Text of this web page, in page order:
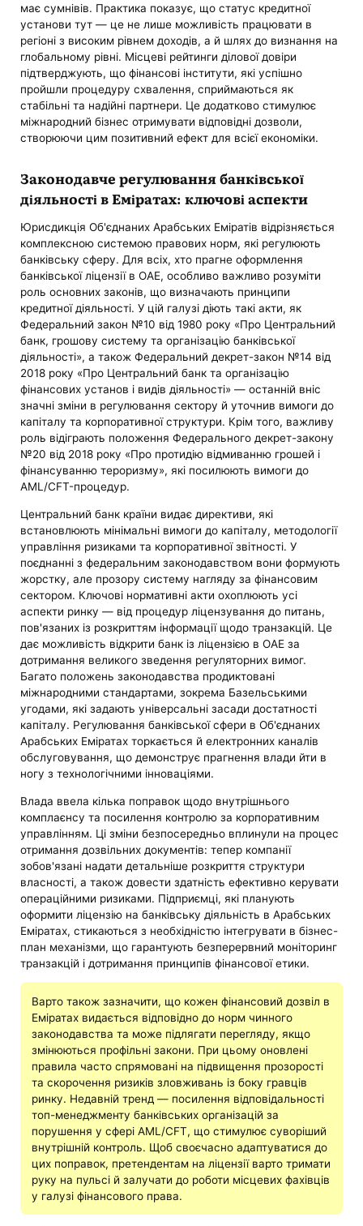
має сумнівів. Практика показує, що статус кредитної
установи тут — це не лише можливість працювати в
регіоні з високим рівнем доходів, а й шлях до визнання на
глобальному рівні. Місцеві рейтинги ділової довіри
підтверджують, що фінансові інститути, які успішно
пройшли процедуру схвалення, сприймаються як
стабільні та надійні партнери. Це додатково стимулює
міжнародний бізнес отримувати відповідні дозволи,
створюючи цим позитивний ефект для всієї економіки.
Законодавче регулювання банківської
діяльності в Еміратах: ключові аспекти
Юрисдикція Об'єднаних Арабських Еміратів відрізняється
комплексною системою правових норм, які регулюють
банківську сферу. Для всіх, хто прагне оформлення
банківської ліцензії в ОАЕ, особливо важливо розуміти
роль основних законів, що визначають принципи
кредитної діяльності. У цій галузі діють такі акти, як
Федеральний закон №10 від 1980 року «Про Центральний
банк, грошову систему та організацію банківської
діяльності», а також Федеральний декрет-закон №14 від
2018 року «Про Центральний банк та організацію
фінансових установ і видів діяльності» — останній вніс
значні зміни в регулювання сектору й уточнив вимоги до
капіталу та корпоративної структури. Крім того, важливу
роль відіграють положення Федерального декрет-закону
№20 від 2018 року «Про протидію відмиванню грошей і
фінансуванню тероризму», які посилюють вимоги до
AML/CFT-процедур.
Центральний банк країни видає директиви, які
встановлюють мінімальні вимоги до капіталу, методології
управління ризиками та корпоративної звітності. У
поєднанні з федеральним законодавством вони формують
жорстку, але прозору систему нагляду за фінансовим
сектором. Ключові нормативні акти охоплюють усі
аспекти ринку — від процедур ліцензування до питань,
пов'язаних із розкриттям інформації щодо транзакцій. Це
дає можливість відкрити банк із ліцензією в ОАЕ за
дотримання великого зведення регуляторних вимог.
Багато положень законодавства продиктовані
міжнародними стандартами, зокрема Базельськими
угодами, які задають універсальні засади достатності
капіталу. Регулювання банківської сфери в Об'єднаних
Арабських Еміратах торкається й електронних каналів
обслуговування, що демонструє прагнення влади йти в
ногу з технологічними інноваціями.
Влада ввела кілька поправок щодо внутрішнього
комплаєнсу та посилення контролю за корпоративним
управлінням. Ці зміни безпосередньо вплинули на процес
отримання дозвільних документів: тепер компанії
зобов'язані надати детальніше розкриття структури
власності, а також довести здатність ефективно керувати
операційними ризиками. Підприємці, які планують
оформити ліцензію на банківську діяльність в Арабських
Еміратах, стикаються з необхідністю інтегрувати в бізнес-
план механізми, що гарантують безперервний моніторинг
транзакцій і дотримання принципів фінансової етики.
Варто також зазначити, що кожен фінансовий дозвіл в
Еміратах видається відповідно до норм чинного
законодавства та може підлягати перегляду, якщо
змінюються профільні закони. При цьому оновлені
правила часто спрямовані на підвищення прозорості
та скорочення ризиків зловживань із боку гравців
ринку. Недавній тренд — посилення відповідальності
топ-менеджменту банківських організацій за
порушення у сфері AML/CFT, що стимулює суворіший
внутрішній контроль. Щоб своєчасно адаптуватися до
цих поправок, претендентам на ліцензії варто тримати
руку на пульсі й залучати до роботи місцевих фахівців
у галузі фінансового права.